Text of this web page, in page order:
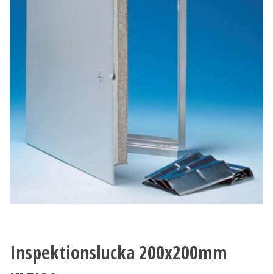
Inspektionslucka 200x200mm